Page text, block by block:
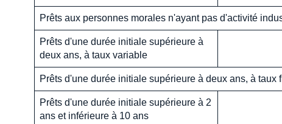
Prêts aux personnes morales n'ayant pas d'activité
Prêts d'une durée initiale supérieure à
deux ans, à taux variable
Prêts d'une durée initiale supérieure à deux ans, à taux
Prêts d'une durée initiale supérieure à 2
ans et inférieure à 10 ans